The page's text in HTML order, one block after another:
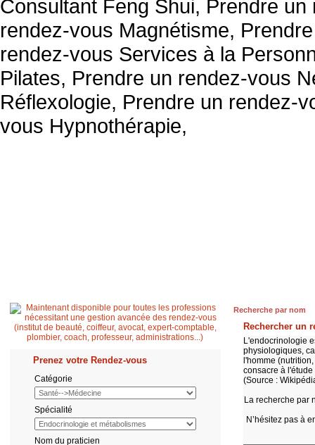
Prenez votre Rendez-vous
Catégorie
Spécialité
Nom du praticien
Recherche par nom
Rechercher un
L'endocrinologie
physiologiques,
l'homme (nutrition,
consacre à l'étude
(Source :
La recherche par
N’hésitez pas à